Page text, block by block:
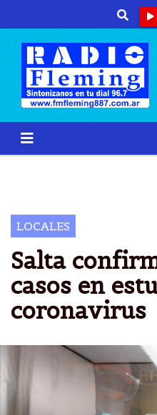
LOCALES
Salta
casos en
coronavirus